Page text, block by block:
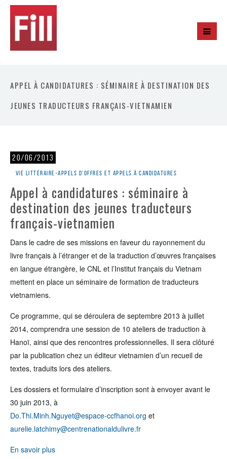
APPEL À CANDIDATURES : SÉMINAIRE À DESTINATION DES
JEUNES TRADUCTEURS FRANÇAIS-VIETNAMIEN
20/06/2013
Vie littéraire •Appels d'offres et appels à candidatures
Appel à candidatures : séminaire à
destination des jeunes traducteurs
français-vietnamien
Dans le cadre de ses missions en faveur du rayonnement du
livre français à l’étranger et de la traduction d’œuvres françaises
en langue étrangère, le CNL et l’Institut français du Vietnam
mettent en place un séminaire de formation de traducteurs
vietnamiens.
Ce programme, qui se déroulera de septembre 2013 à juillet
2014, comprendra une session de 10 ateliers de traduction à
Hanoï, ainsi que des rencontres professionnelles. Il sera clôturé
par la publication chez un éditeur vietnamien d’un recueil de
textes, traduits lors des ateliers.
Les dossiers et formulaire d’inscription sont à envoyer avant le
30 juin 2013, à
Do.Thi.Minh.Nguyet@espace-ccfhanoi.org et
aurelie.latchimy@centrenationaldulivre.fr
En savoir plus